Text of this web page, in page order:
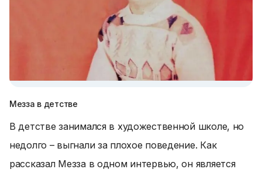
Мезза в детстве
В детстве занимался в художественной школе, но
недолго – выгнали за плохое поведение. Как
рассказал Мезза в одном интервью, он является